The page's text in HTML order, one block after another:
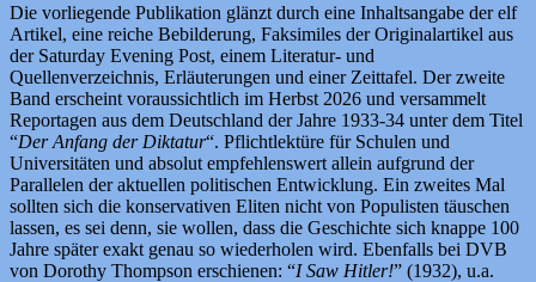
Die vorliegende Publikation glänzt durch eine Inhaltsangabe der elf
Artikel, eine reiche Bebilderung, Faksimiles der Originalartikel aus
der Saturday Evening Post, einem Literatur- und
Quellenverzeichnis, Erläuterungen und einer Zeittafel. Der zweite
Band erscheint voraussichtlich im Herbst 2026 und versammelt
Reportagen aus dem Deutschland der Jahre 1933-34 unter dem Titel
“Der Anfang der Diktatur“. Pflichtlektüre für Schulen und
Universitäten und absolut empfehlenswert allein aufgrund der
Parallelen der aktuellen politischen Entwicklung. Ein zweites Mal
sollten sich die konservativen Eliten nicht von Populisten täuschen
lassen, es sei denn, sie wollen, dass die Geschichte sich knappe 100
Jahre später exakt genau so wiederholen wird. Ebenfalls bei DVB
von Dorothy Thompson erschienen: “I Saw Hitler!” (1932), u.a.